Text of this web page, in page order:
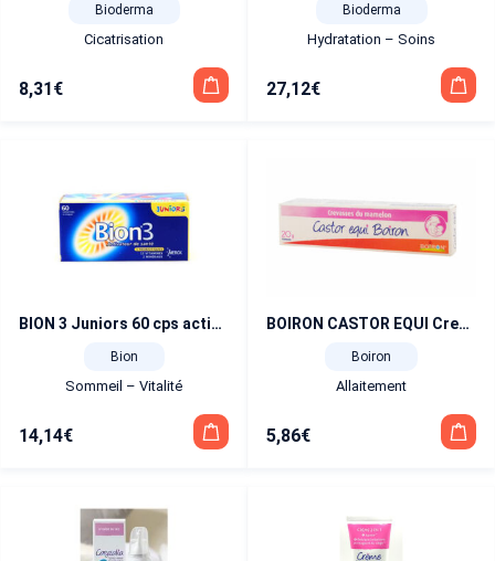
Bioderma
Cicatrisation
8,31€
Bioderma
Hydratation – Soins
27,12€
BION 3 Juniors 60 cps activateur de santé
Bion
Sommeil – Vitalité
14,14€
BOIRON CASTOR EQUI Crevasses du mamelon 20g
Boiron
Allaitement
5,86€